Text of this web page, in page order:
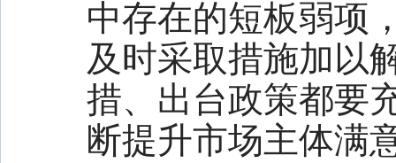
中存在的短板弱项
及时采取措施加以
措、出台政策都要
断提升市场主体满